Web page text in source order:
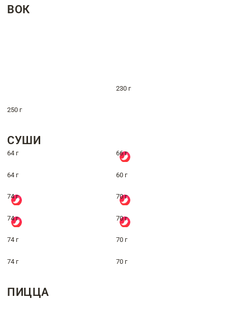
ВОК
230 г
250 г
СУШИ
64 г 66 г
64 г 60 г
74 г 70 г
74 г 70 г
74 г 70 г
74 г 70 г
ПИЦЦА